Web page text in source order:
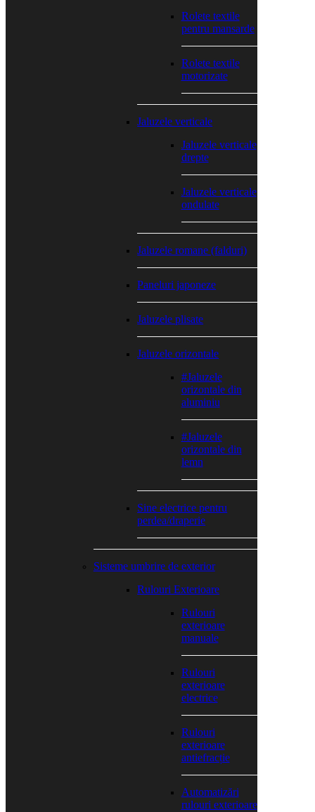
Rolete textile
pentru mansarde
Rolete textile
motorizate
Jaluzele verticale
Jaluzele verticale
drepte
Jaluzele verticale
ondulate
Jaluzele romane (falduri)
Paneluri japoneze
Jaluzele plisate
Jaluzele orizontale
#Jaluzele
orizontale din
aluminiu
#Jaluzele
orizontale din
lemn
Sine electrice pentru
perdea/draperie
Sisteme umbrire de exterior
Rulouri Exterioare
Rulouri
exterioare
manuale
Rulouri
exterioare
electrice
Rulouri
exterioare
antiefracție
Automatizări
rulouri exterioare